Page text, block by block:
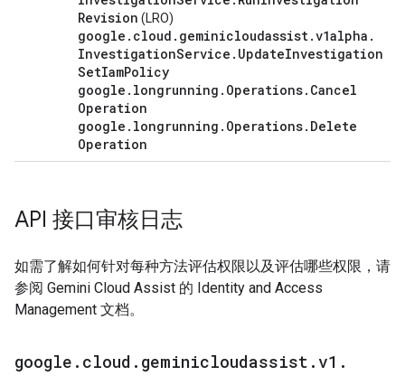
Revision (LRO)
google . cloud . geminicloudassist.v1alpha .
InvestigationService . UpdateInvestigation
SetIamPolicy
google . longrunning . Operations. Cancel
Operation
google . longrunning . Operations. Delete
Operation
API 接口审核日志
如需了解如何针对每种方法评估权限以及评估哪些权限，请
参阅 Gemini Cloud Assist 的 Identity and Access
Management 文档。
google . cloud . geminicloudassist . v1 .